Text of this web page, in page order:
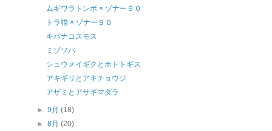
ムギワラトンボ × ゾナー９０
トラ猫 × ゾナー９０
キバナコスモス
ミゾソバ
シュウメイギクとホトトギス
アキギリとアキチョウジ
アザミとアサギマダラ
►9月(18)
►8月(20)